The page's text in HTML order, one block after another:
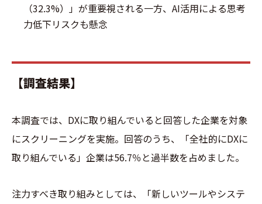
（32.3%）」が重要視される一方、AI活用による思考
力低下リスクも懸念
【調査結果】
本調査では、DXに取り組んでいると回答した企業を対象
にスクリーニングを実施。回答のうち、「全社的にDXに
取り組んでいる」企業は56.7％と過半数を占めました。
注力すべき取り組みとしては、「新しいツールやシステ